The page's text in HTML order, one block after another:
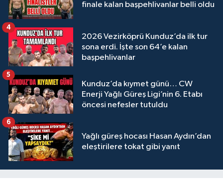
finale kalan başpehlivanlar belli oldu
2026 Vezirköprü Kunduz’da ilk tur
sona erdi. İşte son 64’e kalan
başpehlivanlar
4
Kunduz’da kıymet günü… CW
Enerji Yağlı Güreş Ligi’nin 6. Etabı
öncesi nefesler tutuldu
5
Yağlı güreş hocası Hasan Aydın’dan
eleştirilere tokat gibi yanıt
6